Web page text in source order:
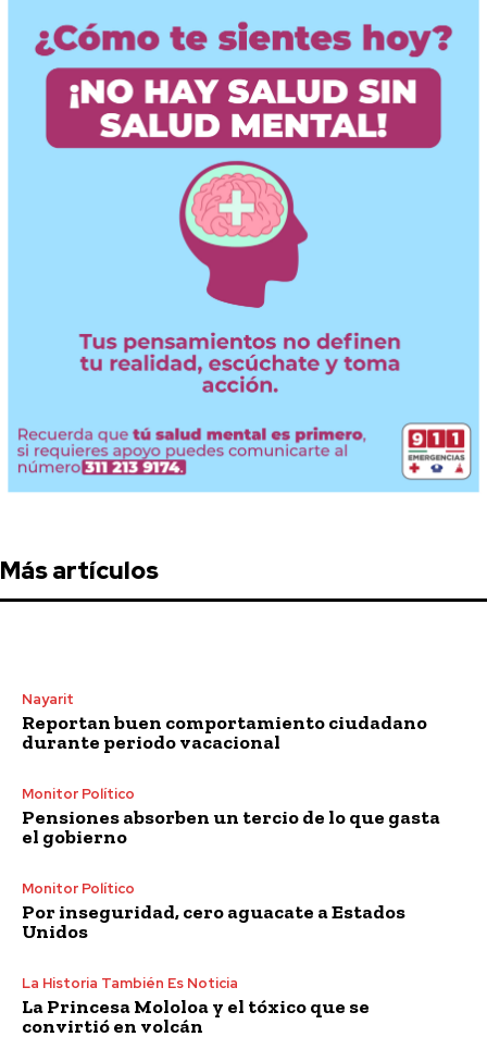
Más artículos
Nayarit
Reportan buen comportamiento ciudadano
durante periodo vacacional
Monitor Político
Pensiones absorben un tercio de lo que gasta
el gobierno
Monitor Político
Por inseguridad, cero aguacate a Estados
Unidos
La Historia También Es Noticia
La Princesa Mololoa y el tóxico que se
convirtió en volcán